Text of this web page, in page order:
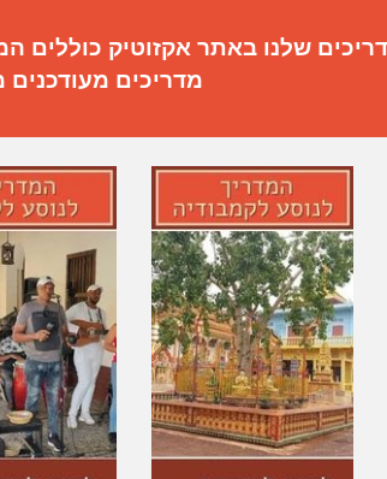
שלנו באתר אקזוטיק כוללים
מדריכים מעודכנים